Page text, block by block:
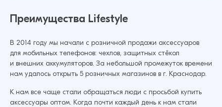
179 ₽
Добавить в корзину
Чехол для iPhone 13 Pro Max Перо
пластик+силикон (Перламутровый)
Преимущества Lifestyle
В 2014 году мы начали с розничной продажи аксессуаров
для мобильных телефонов: чехлов, защитных стёкол
и внешних аккумуляторов. За небольшой промежуток времени
нам удалось открыть 5 розничных магазинов в г. Краснодар.
К нам все чаще стали обращаться люди с просьбой купить
аксессуары оптом. Когда почти каждый день к нам стали